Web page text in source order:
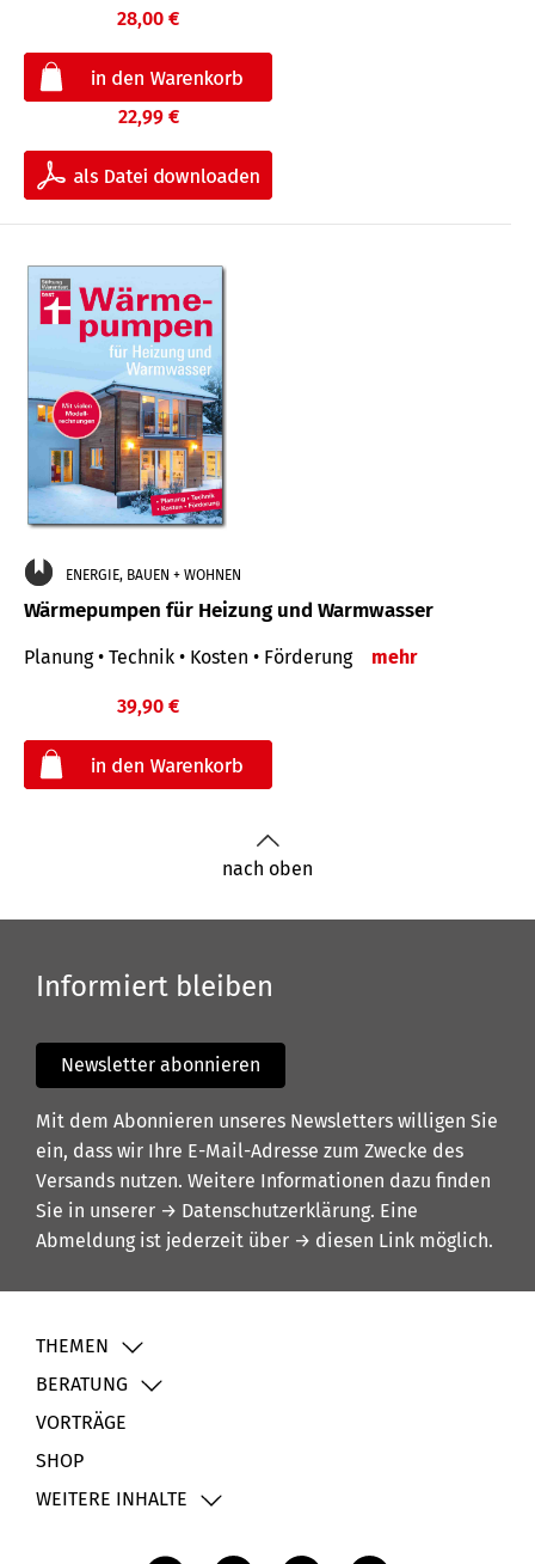
28,00 €
22,99 €
ENERGIE, BAUEN + WOHNEN
Wärmepumpen für Heizung und Warmwasser
Planung • Technik • Kosten • Förderung mehr
39,90 €
nach oben
Informiert bleiben
Newsletter abonnieren
Mit dem Abonnieren unseres Newsletters willigen Sie
ein, dass wir Ihre E-Mail-Adresse zum Zwecke des
Versands nutzen. Weitere Informationen dazu finden
Sie in unserer → Datenschutzerklärung. Eine
Abmeldung ist jederzeit über → diesen Link möglich.
THEMEN
BERATUNG
VORTRÄGE
SHOP
WEITERE INHALTE